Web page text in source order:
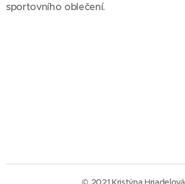
sportovního oblečení.